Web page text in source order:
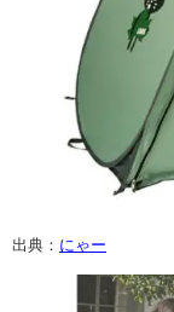
出典： にゃー